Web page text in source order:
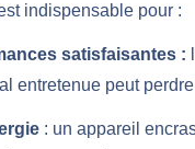
indispensable pour :
satisfaisantes :
entretenue peut
: un appareil